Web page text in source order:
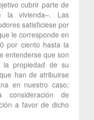
cubrir parte de
la vivienda–. Las
satisficiese por
le corresponde en
por ciento hasta la
entenderse que son
la propiedad de su
han de atribuirse
en nuestro caso;
consideración de
a favor de dicho